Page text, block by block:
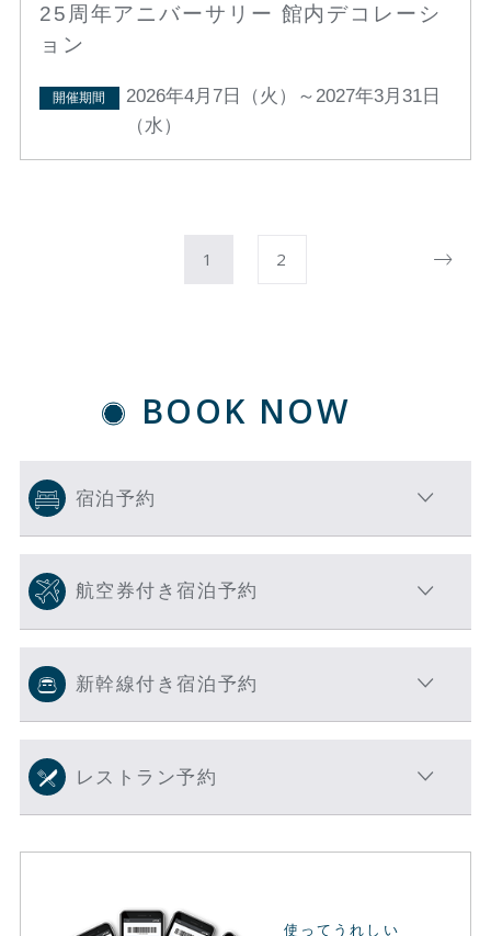
25周年アニバーサリー 館内デコレーシ
ョン
開催期間
2026年4月7日（火）～2027年3月31日
（水）
1 2
BOOK NOW
宿泊予約
航空券付き宿泊予約
新幹線付き宿泊予約
レストラン予約
使ってうれしい